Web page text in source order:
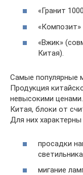
«Гранит
«Композит»
«Вжик»
Китая).
Самые популярные
Продукция
невысокими
Китая, блоки от
Для них
просадки
мигание